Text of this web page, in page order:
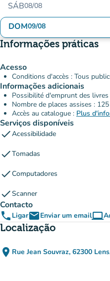
SÁB08/08
DOM09/08
Informações práticas
Acesso
Conditions d'accès : Tous
Informações adicionais
Possibilité d'emprunt des livres
Nombre de places assises : 125
Accès au catalogue : Plus
Serviços disponíveis
checkAcessibilidade
checkTomadas
checkComputadores
checkScanner
Contacto
phone LigaremailEnviar um emailcomputer
Localização
place Rue Jean Souvraz, 62300
(abrir no
(novo